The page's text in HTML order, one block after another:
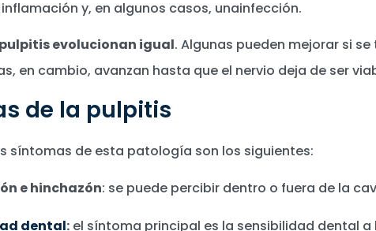
y, en algunos casos, unainfección.
evolucionan igual. Algunas pueden mejorar si
en cambio, avanzan hasta que el nervio deja de ser
de la pulpitis
síntomas de esta patología son los siguientes:
e hinchazón: se puede percibir dentro o fuera de la
dental: el síntoma principal es la sensibilidad dental a